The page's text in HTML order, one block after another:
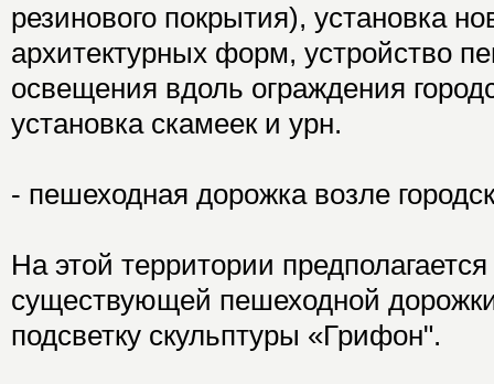
резинового покрытия), установка
архитектурных форм, устройство
освещения вдоль ограждения
установка скамеек и урн.
- пешеходная дорожка возле
На этой территории
существующей пешеходной
подсветку скульптуры «Грифон".